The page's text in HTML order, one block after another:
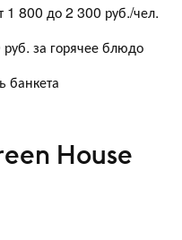
1 800 до 2 300 руб./чел.
за горячее блюдо
банкета
House